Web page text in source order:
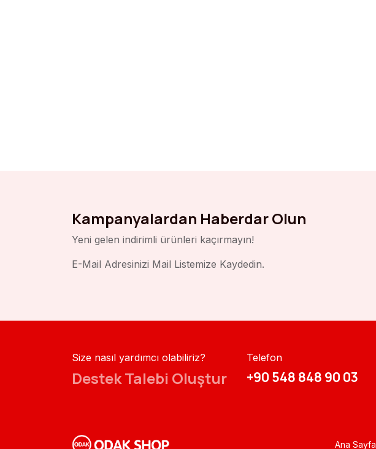
Kampanyalardan Haberdar Olun
Yeni gelen indirimli ürünleri kaçırmayın!
E-Mail Adresinizi Mail Listemize Kaydedin.
Size nasıl yardımcı olabiliriz?
Destek Talebi Oluştur
Telefon
+90 548 848 90 03​​
Ana Sayfa